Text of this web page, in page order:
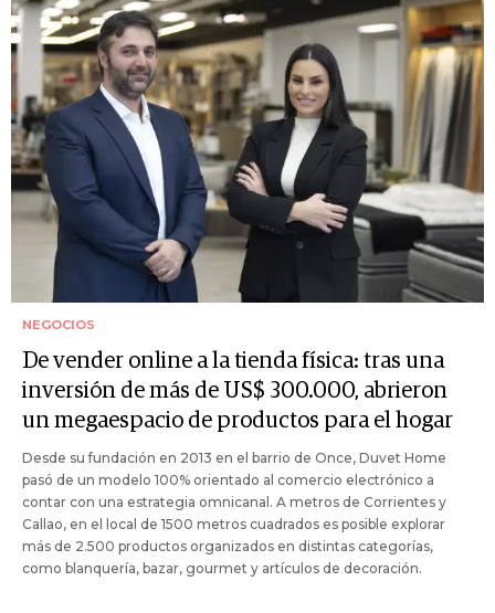
NEGOCIOS
De vender online a la tienda física: tras una
inversión de más de US$ 300.000, abrieron
un megaespacio de productos para el hogar
Desde su fundación en 2013 en el barrio de Once, Duvet Home
pasó de un modelo 100% orientado al comercio electrónico a
contar con una estrategia omnicanal. A metros de Corrientes y
Callao, en el local de 1500 metros cuadrados es posible explorar
más de 2.500 productos organizados en distintas categorías,
como blanquería, bazar, gourmet y artículos de decoración.